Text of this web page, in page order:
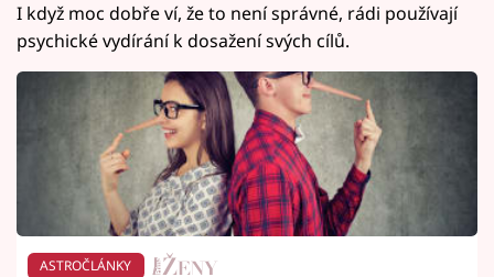
I když moc dobře ví, že to není správné, rádi používají
psychické vydírání k dosažení svých cílů.
ASTROČLÁNKY